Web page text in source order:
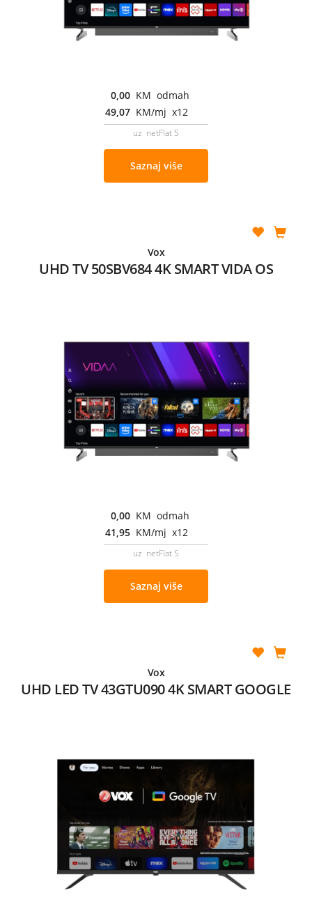
0,00 KM odmah
49,07 KM/mj x12
uz netFlat S
Saznaj više
Vox
UHD TV 50SBV684 4K SMART VIDA OS
0,00 KM odmah
41,95 KM/mj x12
uz netFlat S
Saznaj više
Vox
UHD LED TV 43GTU090 4K SMART GOOGLE